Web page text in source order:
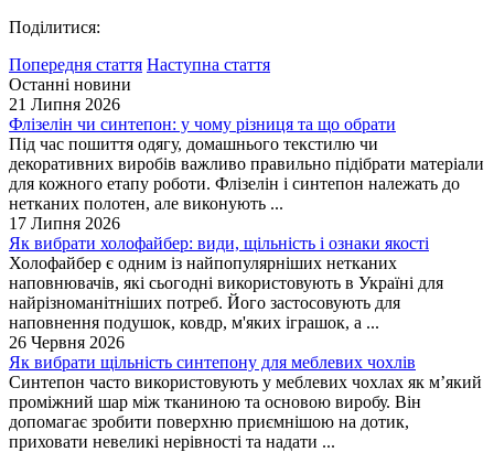
Поділитися:
Попередня стаття Наступна стаття
Останні новини
21 Липня 2026
Флізелін чи синтепон: у чому різниця та що обрати
Під час пошиття одягу, домашнього текстилю чи
декоративних виробів важливо правильно підібрати матеріали
для кожного етапу роботи. Флізелін і синтепон належать до
нетканих полотен, але виконують ...
17 Липня 2026
Як вибрати холофайбер: види, щільність і ознаки якості
Холофайбер є одним із найпопулярніших нетканих
наповнювачів, які сьогодні використовують в Україні для
найрізноманітніших потреб. Його застосовують для
наповнення подушок, ковдр, м'яких іграшок, а ...
26 Червня 2026
Як вибрати щільність синтепону для меблевих чохлів
Синтепон часто використовують у меблевих чохлах як м’який
проміжний шар між тканиною та основою виробу. Він
допомагає зробити поверхню приємнішою на дотик,
приховати невеликі нерівності та надати ...